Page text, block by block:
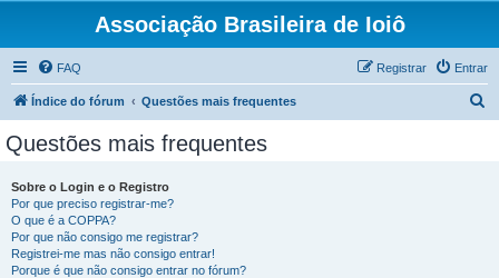
Associação Brasileira de Ioiô
FAQ Entrar
Registrar
Índice do fórum Questões mais frequentes
Questões mais frequentes
Sobre o Login e o Registro
Por que preciso registrar-me?
O que é a COPPA?
Por que não consigo me registrar?
Registrei-me mas não consigo entrar!
Porque é que não consigo entrar no fórum?